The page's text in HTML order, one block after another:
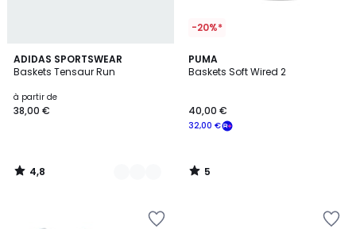
ADIDAS SPORTSWEAR
Baskets Tensaur Run
à partir de
38,00 €
4,8
/ 5
6
Couleurs
4,8
/
-20%*
PUMA
Baskets Soft Wired 2
32,00 €
40,00 €
5
/
5
/